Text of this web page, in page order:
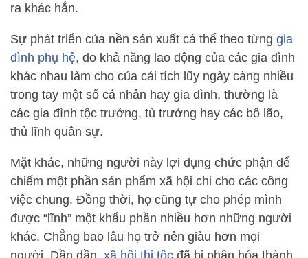
ra khác hẳn.
Sự phát triển của nền sản xuất cá thể theo từng gia
đình phụ hệ, do khả năng lao động của các gia đình
khác nhau làm cho của cải tích lũy ngày càng nhiều
trong tay một số cá nhân hay gia đình, thường là
các gia đình tộc trưởng, tù trưởng hay các bô lão,
thủ lĩnh quân sự.
Mặt khác, những người này lợi dụng chức phận để
chiếm một phần sản phẩm xã hội chi cho các công
việc chung. Đồng thời, họ cũng tự cho phép mình
được “lĩnh” một khẩu phần nhiều hơn những người
khác. Chẳng bao lâu họ trở nên giàu hơn mọi